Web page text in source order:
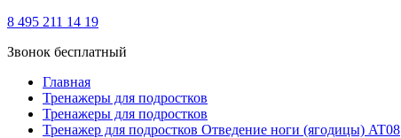
8 495 211 14 19
Звонок бесплатный
Главная
Тренажеры для подростков
Тренажеры для подростков
Тренажер для подростков Отведение ноги (ягодицы) AT08